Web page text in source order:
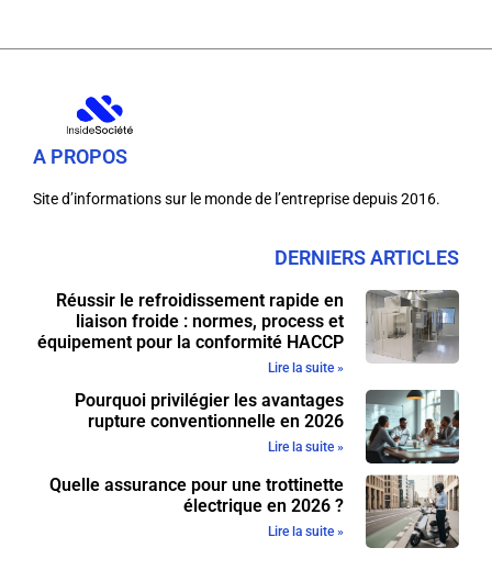
A PROPOS
Site d’informations sur le monde de l’entreprise depuis 2016.
DERNIERS ARTICLES
Réussir le refroidissement rapide en
liaison froide : normes, process et
équipement pour la conformité HACCP
Lire la suite »
Pourquoi privilégier les avantages
rupture conventionnelle en 2026
Lire la suite »
Quelle assurance pour une trottinette
électrique en 2026 ?
Lire la suite »